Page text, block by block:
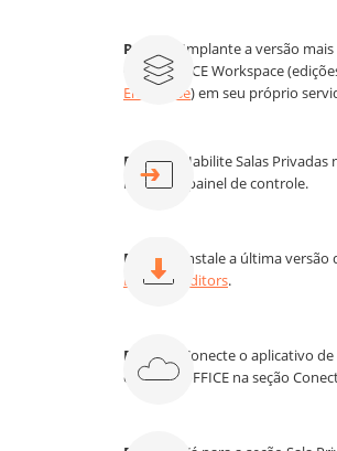
Passo 1.
Implante a versão
ONLYOFFICE Workspace
Enterprise) em seu próprio
Passo 2.
Habilite Salas
Portal do painel de controle.
Passo 3. Instale a última versão
Desktop Editors.
Passo 4.
Conecte o aplicativo
do ONLYOFFICE na seção